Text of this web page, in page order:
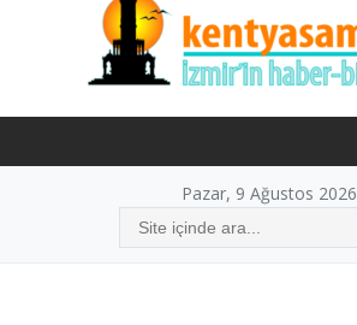
Pazar, 9 Ağustos 2026